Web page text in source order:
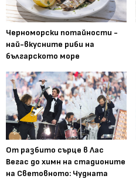
Черноморски потайности -
най-вкусните риби на
българското море
От разбито сърце в Лас
Вегас до химн на стадионите
на Световното: Чудната